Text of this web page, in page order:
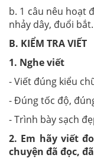
b. 1 câu nêu hoạt
nhảy dây, đuổi bắt.
B. KIỂM TRA VIẾT
1. Nghe viết
- Viết đúng kiểu
- Đúng tốc độ,
- Trình bày sạch
2. Em hãy viết
chuyện đã đọc,